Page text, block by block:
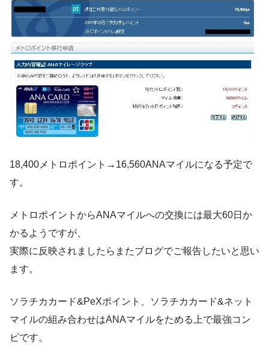
18,400メトロポイント→16,560ANAマイルになる予定で
す。
メトロポイントからANAマイルへの交換には最大60日か
かるようですが、
実際に反映されましたらまたブログでご報告したいと思い
ます。
ソラチカカード&PeXポイント、ソラチカカード&ネット
マイルの組み合わせはANAマイルをためる上で最強コン
ビです。